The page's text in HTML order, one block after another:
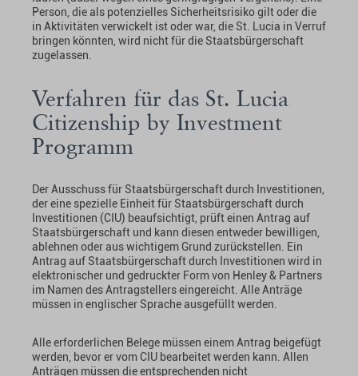
Person, die als potenzielles Sicherheitsrisiko gilt oder die
in Aktivitäten verwickelt ist oder war, die St. Lucia in Verruf
bringen könnten, wird nicht für die Staatsbürgerschaft
zugelassen.
Verfahren für das St. Lucia
Citizenship by Investment
Programm
Der Ausschuss für Staatsbürgerschaft durch Investitionen,
der eine spezielle Einheit für Staatsbürgerschaft durch
Investitionen (CIU) beaufsichtigt, prüft einen Antrag auf
Staatsbürgerschaft und kann diesen entweder bewilligen,
ablehnen oder aus wichtigem Grund zurückstellen. Ein
Antrag auf Staatsbürgerschaft durch Investitionen wird in
elektronischer und gedruckter Form von Henley & Partners
im Namen des Antragstellers eingereicht. Alle Anträge
müssen in englischer Sprache ausgefüllt werden.
Alle erforderlichen Belege müssen einem Antrag beigefügt
werden, bevor er vom CIU bearbeitet werden kann. Allen
Anträgen müssen die entsprechenden nicht